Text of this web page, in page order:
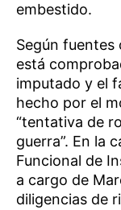
embestido.
Según fuentes
está
imputado y el
hecho por el
“tentativa de
guerra”. En la
Funcional de
a cargo de
diligencias de